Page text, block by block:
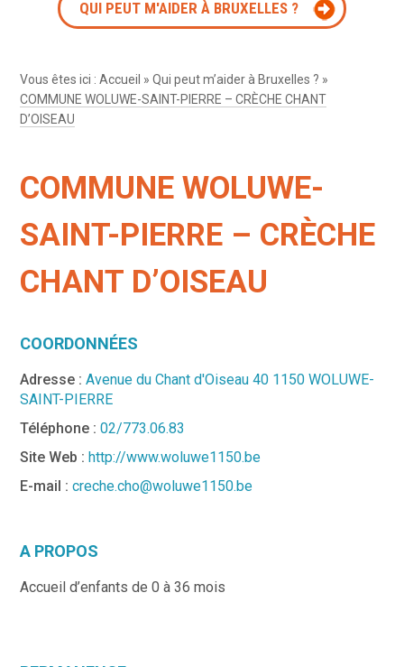
QUI PEUT M'AIDER À BRUXELLES ?
Vous êtes ici :Accueil »Qui peut m’aider à Bruxelles ? »
COMMUNE WOLUWE-SAINT-PIERRE – CRÈCHE CHANT
D’OISEAU
COMMUNE WOLUWE-
SAINT-PIERRE – CRÈCHE
CHANT D’OISEAU
COORDONNÉES
Adresse : Avenue du Chant d'Oiseau 40 1150 WOLUWE-
SAINT-PIERRE
Téléphone :02/773.06.83
Site Web : http://www.woluwe1150.be
E-mail : creche.cho@woluwe1150.be
A PROPOS
Accueil d’enfants de 0 à 36 mois